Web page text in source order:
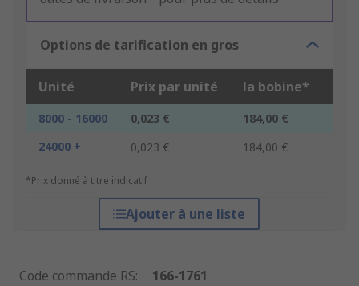
Options de tarification en gros
Unité Prix par unité la bobine*
8000 - 16000 0,023 €
184,00 €
24000 +
0,023 € 184,00 €
*Prix donné à titre indicatif
Ajouter à une liste
Code commande RS:
166-1761